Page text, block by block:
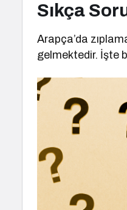
Sıkça
Arapça’da
gelmektedir. İşte